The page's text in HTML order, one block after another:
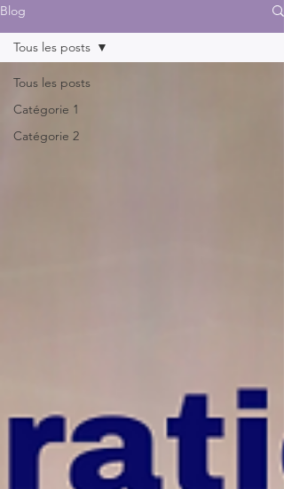
Blog
Tous les posts
Catégorie 1
Catégorie 2
Tous les posts